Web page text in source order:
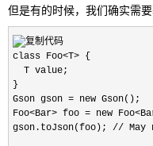
但是有的时候，我们确实需
class Foo<T> {
  T value;
}
Gson gson = new Gson();
Foo<Bar> foo = new
gson.toJson(foo); //